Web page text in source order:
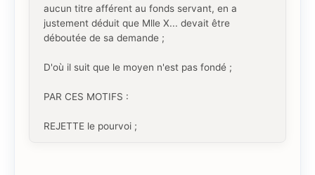
aucun titre afférent au fonds servant, en a
justement déduit que Mlle X... devait être
déboutée de sa demande ;
D'où il suit que le moyen n'est pas fondé ;
PAR CES MOTIFS :
REJETTE le pourvoi ;